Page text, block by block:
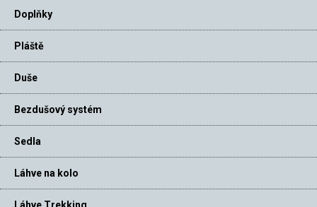
Doplňky
Pláště
Duše
Bezdušový systém
Sedla
Láhve na kolo